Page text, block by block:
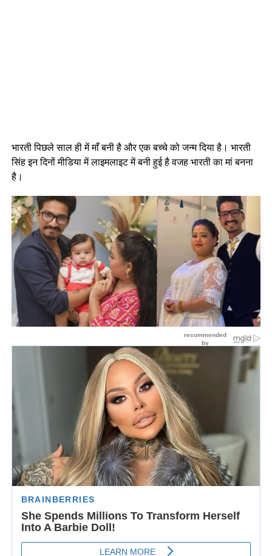
भारती पिछले साल ही में माँ बनी है और एक बच्चे को जन्म दिया है। भारती
सिंह इन दिनों मीडिया में लाइमलाइट में बनी हुई है वजह भारती का मां बनना
है।